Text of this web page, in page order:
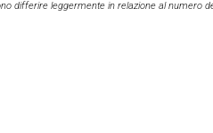
differire leggermente in relazione al numero